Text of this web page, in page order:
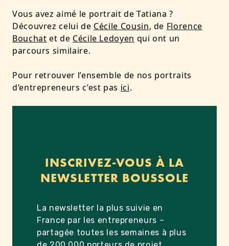
Vous avez aimé le portrait de Tatiana ?
Découvrez celui de Cécile Cousin, de Florence
Bouchat et de Cécile Ledoyen qui ont un
parcours similaire.
Pour retrouver l’ensemble de nos portraits
d’entrepreneurs c’est pas ici.
INSCRIVEZ-VOUS À LA
NEWSLETTER BOUSSOLE
La newsletter la plus suivie en
France par les entrepreneurs –
partagée toutes les semaines à plus